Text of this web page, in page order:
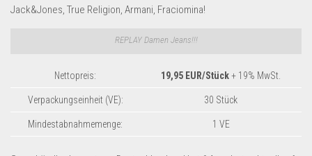
Restposten für Privatpersonen
eBay Restposten kaufen
Saison & Eventprodkte
Dropshipping-Produkte
B2B Produkte
Jack&Jones, True Religion, Armani, Fraciomina!
REPLAY Damen Jeans!!!
Nettopreis: 19,95 EUR/Stück+ 19% MwSt.
Verpackungseinheit (VE): 30 Stück
Mindestabnahmemenge: 1 VE